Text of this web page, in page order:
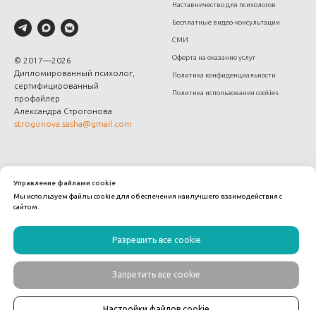
© 2017—2026
Дипломированный психолог,
сертифицированный
профайлер
Александра Строгонова
strogonova.sasha@gmail.com
Наставничество для психологов
Бесплатные видео-консультации
СМИ
Оферта на оказание услуг
Политика конфиденциальности
Политика использования cookies
Управление файлами cookie
Мы используем файлы cookie для обеспечения наилучшего взаимодействия с
сайтом.
Разрешить все cookie
Запретить все cookie
Made on Tilda